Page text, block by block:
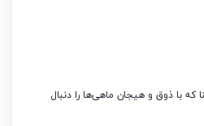
که با ذوق و هیجان ماهی‌ها را دنبال